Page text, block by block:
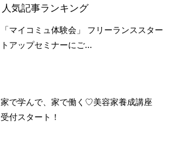
人気記事ランキング
「マイコミュ体験会」 フリーランススター
トアップセミナーにご...
家で学んで、家で働く♡美容家養成講座
受付スタート！